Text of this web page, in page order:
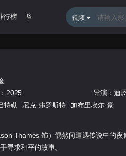
行榜 留言报错 视频
2025 导演：迪
特勒 尼克·弗罗斯特
加布里埃尔·豪
Thames 饰）偶然间遭遇传说中的
寻求和平的故事。